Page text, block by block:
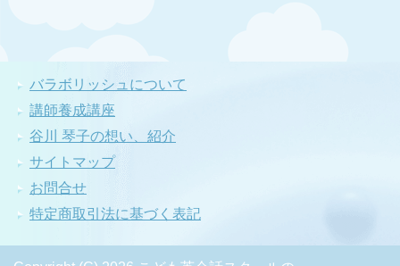
バラボリッシュについて
講師養成講座
谷川 琴子の想い、紹介
サイトマップ
お問合せ
特定商取引法に基づく表記